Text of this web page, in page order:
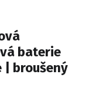
baterie
| broušený